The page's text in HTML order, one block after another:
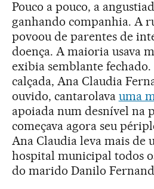
Pouco a pouco, a
ganhando companhia. A
povoou de parentes de
doença. A maioria usava
exibia semblante
calçada, Ana Claudia
ouvido, cantarolava uma
apoiada num desnível na
começava agora seu
Ana Claudia leva mais de
hospital municipal todos
do marido Danilo